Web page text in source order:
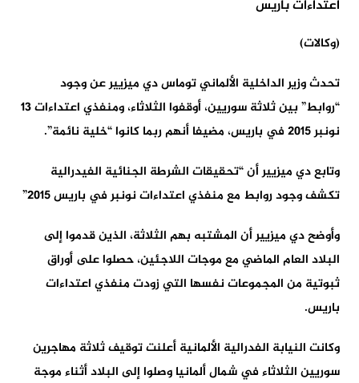
(وكالات)
تحدث وزير الداخلية الألماني توماس دي ميزيير عن وجود
“روابط” بين ثلاثة سوريين، أوقفوا الثلاثاء، ومنفذي اعتداءات 13
نونبر 2015 في باريس، مضيفا أنهم ربما كانوا “خلية نائمة”.
وتابع دي ميزيير أن “تحقيقات الشرطة الجنائية الفيدرالية
تكشف وجود روابط مع منفذي اعتداءات نونبر في باريس 2015”
وأوضح دي ميزيير أن المشتبه بهم الثلاثة، الذين قدموا إلى
البلاد العام الماضي مع موجات اللاجئين، حصلوا على أوراق
ثبوتية من المجموعات نفسها التي زودت منفذي اعتداءات
باريس.
وكانت النيابة الفدرالية الألمانية أعلنت توقيف ثلاثة مهاجرين
سوريين الثلاثاء في شمال ألمانيا وصلوا إلى البلاد أثناء موجة